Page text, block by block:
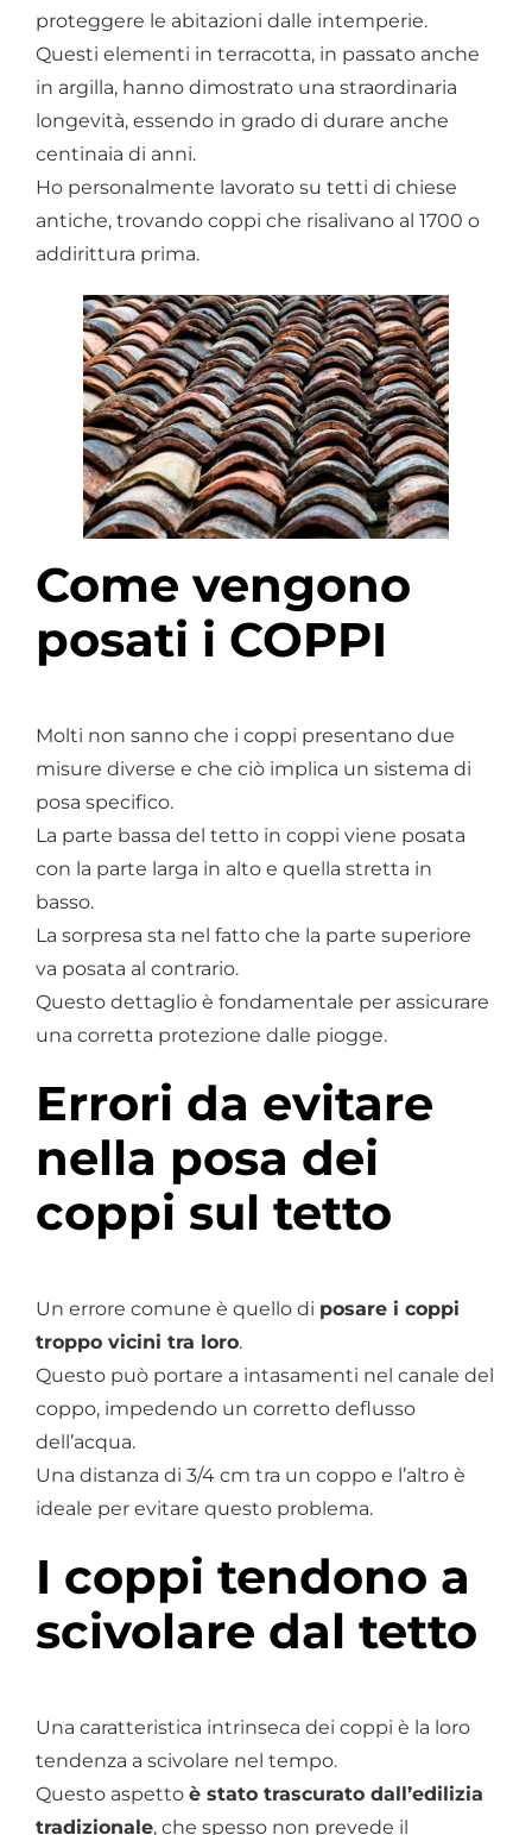
proteggere le abitazioni dalle intemperie.
Questi elementi in terracotta, in passato anche
in argilla, hanno dimostrato una straordinaria
longevità, essendo in grado di durare anche
centinaia di anni.
Ho personalmente lavorato su tetti di chiese
antiche, trovando coppi che risalivano al 1700 o
addirittura prima.
Come vengono
posati i COPPI
Molti non sanno che i coppi presentano due
misure diverse e che ciò implica un sistema di
posa specifico.
La parte bassa del tetto in coppi viene posata
con la parte larga in alto e quella stretta in
basso.
La sorpresa sta nel fatto che la parte superiore
va posata al contrario.
Questo dettaglio è fondamentale per assicurare
una corretta protezione dalle piogge.
Errori da evitare
nella posa dei
coppi sul tetto
Un errore comune è quello di posare i coppi
troppo vicini tra loro.
Questo può portare a intasamenti nel canale del
coppo, impedendo un corretto deflusso
dell’acqua.
Una distanza di 3/4 cm tra un coppo e l’altro è
ideale per evitare questo problema.
I coppi tendono a
scivolare dal tetto
Una caratteristica intrinseca dei coppi è la loro
tendenza a scivolare nel tempo.
Questo aspetto è stato trascurato dall’edilizia
tradizionale, che spesso non prevede il